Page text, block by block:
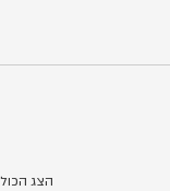
הצג הכול